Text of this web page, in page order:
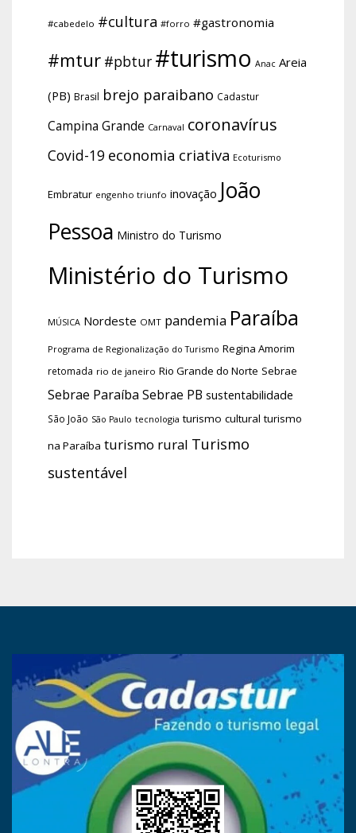
#cabedelo #cultura #forro #gastronomia
#mtur #pbtur #turismo Anac Areia
(PB) Brasil brejo paraibano Cadastur
Campina Grande Carnaval coronavírus
Covid-19 economia criativa Ecoturismo
Embratur engenho triunfo inovação João
Pessoa Ministro do Turismo
Ministério do Turismo
MÚSICA Nordeste OMT pandemia Paraíba
Programa de Regionalização do Turismo Regina Amorim
retomada rio de janeiro Rio Grande do Norte Sebrae
Sebrae Paraíba Sebrae PB sustentabilidade
São João São Paulo tecnologia turismo cultural turismo
na Paraíba turismo rural Turismo
sustentável